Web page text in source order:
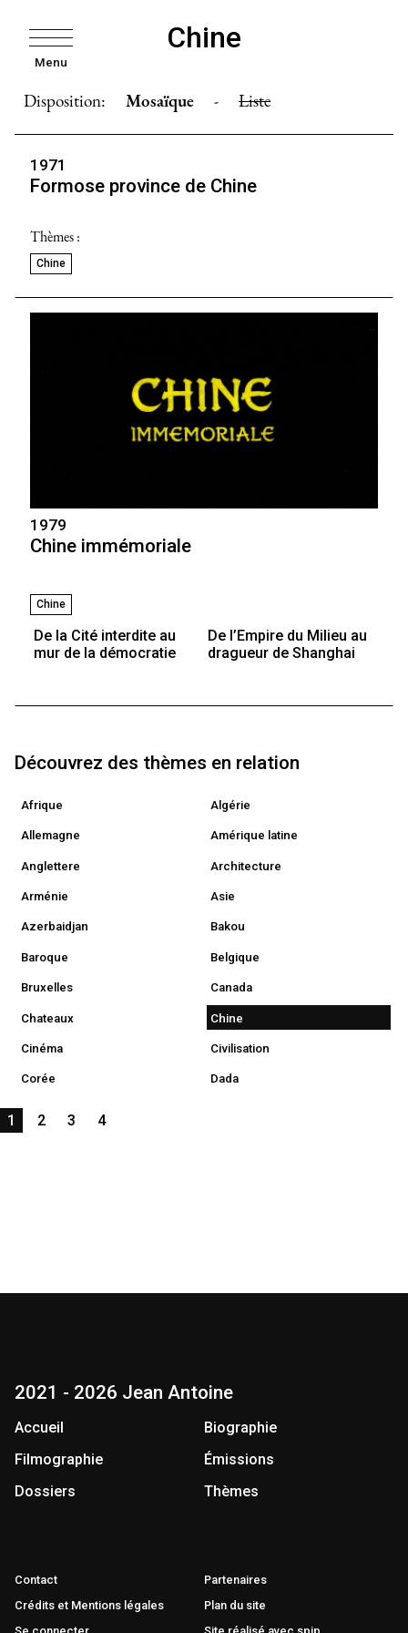
Menu
Chine
Disposition: Mosaïque - Liste
1971
Formose province de Chine
Thèmes :
Chine
1979
Chine immémoriale
Chine
De la Cité interdite au
mur de la démocratie
De l’Empire du Milieu au
dragueur de Shanghai
Découvrez des thèmes en relation
Afrique Algérie
Allemagne Amérique latine
Anglettere Architecture
Arménie Asie
Azerbaidjan Bakou
Baroque Belgique
Bruxelles Canada
Chateaux Chine
Cinéma Civilisation
Corée Dada
1 2 3 4
2021 - 2026 Jean Antoine
Accueil
Biographie
Filmographie
Émissions
Dossiers
Thèmes
Contact
Partenaires
Crédits et Mentions légales
Plan du site